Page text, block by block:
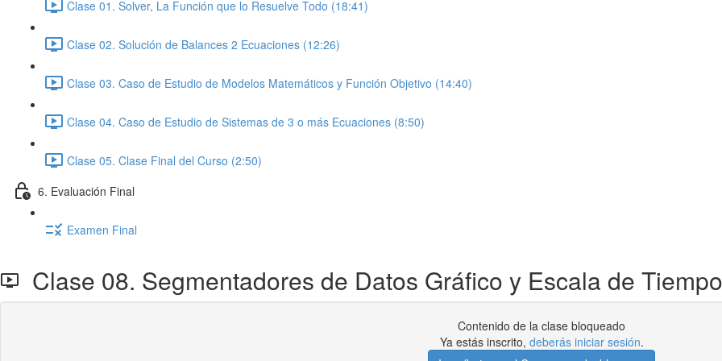
Clase 01. Solver, La Función que lo Resuelve Todo (18:41)
Clase 02. Solución de Balances 2 Ecuaciones (12:26)
Clase 03. Caso de Estudio de Modelos Matemáticos y Función Objetivo (14:40)
Clase 04. Caso de Estudio de Sistemas de 3 o más Ecuaciones (8:50)
Clase 05. Clase Final del Curso (2:50)
6. Evaluación Final
Examen Final
Clase 08. Segmentadores de Datos Gráfico y Escala de Tiempo
Contenido de la clase bloqueado
Ya estás inscrito, deberás iniciar sesión.